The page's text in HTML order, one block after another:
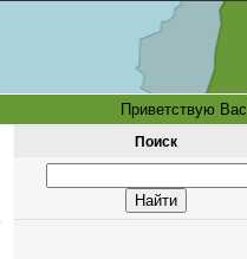
Приветствую Вас
Поиск